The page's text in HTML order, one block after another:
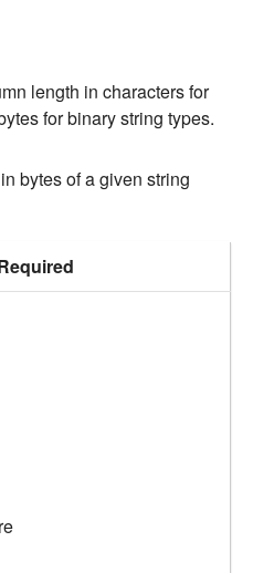
length in characters for
for binary string types.
bytes of a given string